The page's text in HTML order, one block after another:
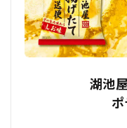
湖池